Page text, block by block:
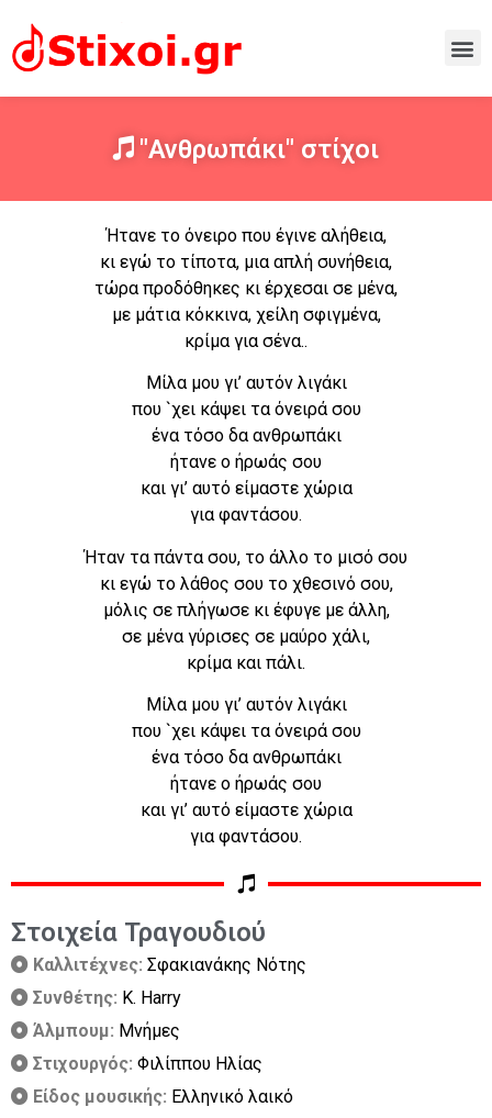
"Ανθρωπάκι" στίχοι
Ήτανε το όνειρο που έγινε αλήθεια,
κι εγώ το τίποτα, μια απλή συνήθεια,
τώρα προδόθηκες κι έρχεσαι σε μένα,
με μάτια κόκκινα, χείλη σφιγμένα,
κρίμα για σένα..
Μίλα μου γι’ αυτόν λιγάκι
που `χει κάψει τα όνειρά σου
ένα τόσο δα ανθρωπάκι
ήτανε ο ήρωάς σου
και γι’ αυτό είμαστε χώρια
για φαντάσου.
Ήταν τα πάντα σου, το άλλο το μισό σου
κι εγώ το λάθος σου το χθεσινό σου,
μόλις σε πλήγωσε κι έφυγε με άλλη,
σε μένα γύρισες σε μαύρο χάλι,
κρίμα και πάλι.
Μίλα μου γι’ αυτόν λιγάκι
που `χει κάψει τα όνειρά σου
ένα τόσο δα ανθρωπάκι
ήτανε ο ήρωάς σου
και γι’ αυτό είμαστε χώρια
για φαντάσου.
Στοιχεία Τραγουδιού
Καλλιτέχνες: Σφακιανάκης Νότης
Συνθέτης: K. Harry
Άλμπουμ: Μνήμες
Στιχουργός: Φιλίππου Ηλίας
Είδος μουσικής: Ελληνικό λαικό